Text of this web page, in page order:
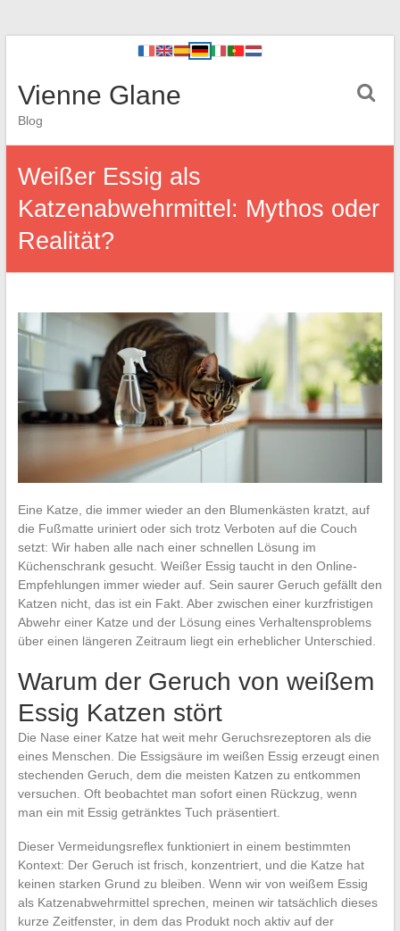
Vienne Glane
Blog
Weißer Essig als
Katzenabwehrmittel: Mythos oder
Realität?
Eine Katze, die immer wieder an den Blumenkästen kratzt, auf
die Fußmatte uriniert oder sich trotz Verboten auf die Couch
setzt: Wir haben alle nach einer schnellen Lösung im
Küchenschrank gesucht. Weißer Essig taucht in den Online-
Empfehlungen immer wieder auf. Sein saurer Geruch gefällt den
Katzen nicht, das ist ein Fakt. Aber zwischen einer kurzfristigen
Abwehr einer Katze und der Lösung eines Verhaltensproblems
über einen längeren Zeitraum liegt ein erheblicher Unterschied.
Warum der Geruch von weißem
Essig Katzen stört
Die Nase einer Katze hat weit mehr Geruchsrezeptoren als die
eines Menschen. Die Essigsäure im weißen Essig erzeugt einen
stechenden Geruch, dem die meisten Katzen zu entkommen
versuchen. Oft beobachtet man sofort einen Rückzug, wenn
man ein mit Essig getränktes Tuch präsentiert.
Dieser Vermeidungsreflex funktioniert in einem bestimmten
Kontext: Der Geruch ist frisch, konzentriert, und die Katze hat
keinen starken Grund zu bleiben. Wenn wir von weißem Essig
als Katzenabwehrmittel sprechen, meinen wir tatsächlich dieses
kurze Zeitfenster, in dem das Produkt noch aktiv auf der